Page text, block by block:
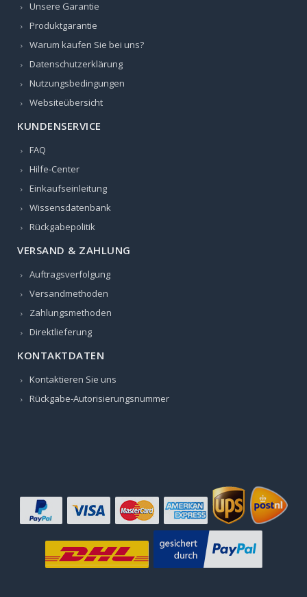
Unsere Garantie
Produktgarantie
Warum kaufen Sie bei uns?
Datenschutzerklärung
Nutzungsbedingungen
Websiteübersicht
KUNDENSERVICE
FAQ
Hilfe-Center
Einkaufseinleitung
Wissensdatenbank
Rückgabepolitik
VERSAND & ZAHLUNG
Auftragsverfolgung
Versandmethoden
Zahlungsmethoden
Direktlieferung
KONTAKTDATEN
Kontaktieren Sie uns
Rückgabe-Autorisierungsnummer